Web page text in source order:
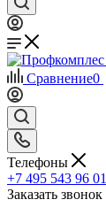
Сравнение0
Телефоны
+7 495 543 96 01
Заказать звонок